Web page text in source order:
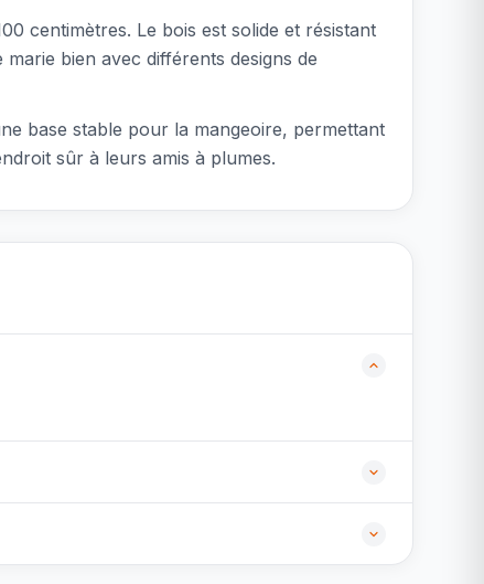
centimètres. Le bois est solide et résistant
bien avec différents designs de
base stable pour la mangeoire, permettant
sûr à leurs amis à plumes.